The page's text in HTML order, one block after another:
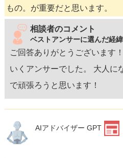
もの。が重要だと思います。
相談者のコメント
ベストアンサーに選んだ経
ご回答ありがとうございます
いくアンサーでした。 大人に
で頑張ろうと思います！
AIアドバイザー GPT